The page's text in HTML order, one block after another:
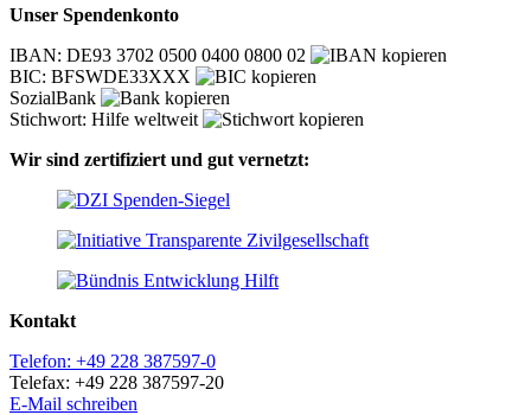
Unser Spendenkonto
IBAN: DE93 3702 0500 0400 0800 02
BIC: BFSWDE33XXX
SozialBank
Stichwort: Hilfe weltweit
Wir sind zertifiziert und gut vernetzt:
Kontakt
Telefon: +49 228 387597-0
Telefax: +49 228 387597-20
E-Mail schreiben